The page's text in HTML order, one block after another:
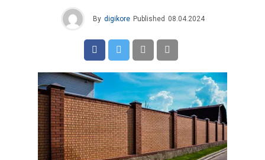
By digikore Published 08.04.2024